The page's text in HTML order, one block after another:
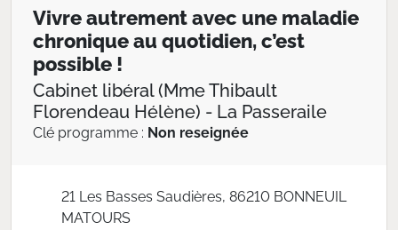
Vivre autrement avec une maladie
chronique au quotidien, c’est
possible !
Cabinet libéral (Mme Thibault
Florendeau Hélène) - La Passeraile
Clé programme : Non reseignée
21 Les Basses Saudières, 86210 BONNEUIL
MATOURS